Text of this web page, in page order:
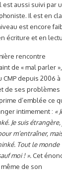
est aussi suivi par
Il est en
est encore
écriture et en
rencontre
de « mal parler
CMP depuis 2006 à
de ses problèmes
d’emblée ce
intimement : «
Je suis étrangère,
m’entraîner,
Tout le monde
moi ! ».Cet
de son